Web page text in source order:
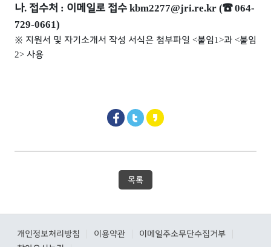
나. 접수처 : 이메일로 접수 kbm2277@jri.re.kr (☎064-
729-0661)
※ 지원서 및 자기소개서 작성 서식은 첨부파일 <붙임1>과 <붙임
2> 사용
목록
개인정보처리방침 이용약관 이메일주소무단수집거부